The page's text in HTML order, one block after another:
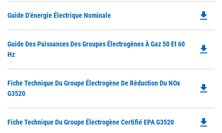
Guide D'énergie Électrique Nominale file_download
Guide Des Puissances Des Groupes Électrogènes À Gaz 50 Et 60
Hz
file_download
Fiche Technique Du Groupe Électrogène De Réduction Du NOx
G3520
file_download
Fiche Technique Du Groupe Électrogène Certifié EPA G3520 file_download